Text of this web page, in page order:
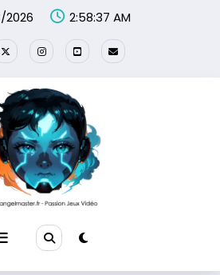
2:58:39 AM